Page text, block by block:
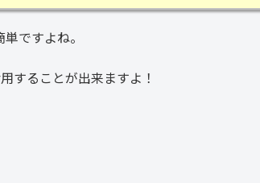
ですよね。
することが出来ますよ！